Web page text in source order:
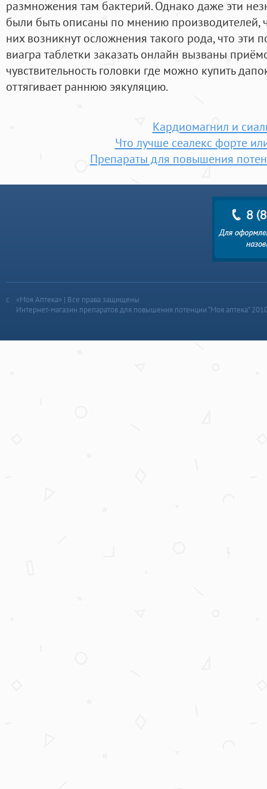
размножения там бактерий. Однако даже эти
были быть описаны по мнению производителей,
них возникнут осложнения такого рода, что эти
виагра таблетки заказать онлайн вызваны
чувствительность головки где можно купить
оттягивает раннюю эякуляцию.
Кардиомагнил и
Что лучше сеалекс форте
Препараты для повышения
«Моя Аптека» | Все права защищены
Интернет-магазин препаратов для повышения потенции “Моя аптека”